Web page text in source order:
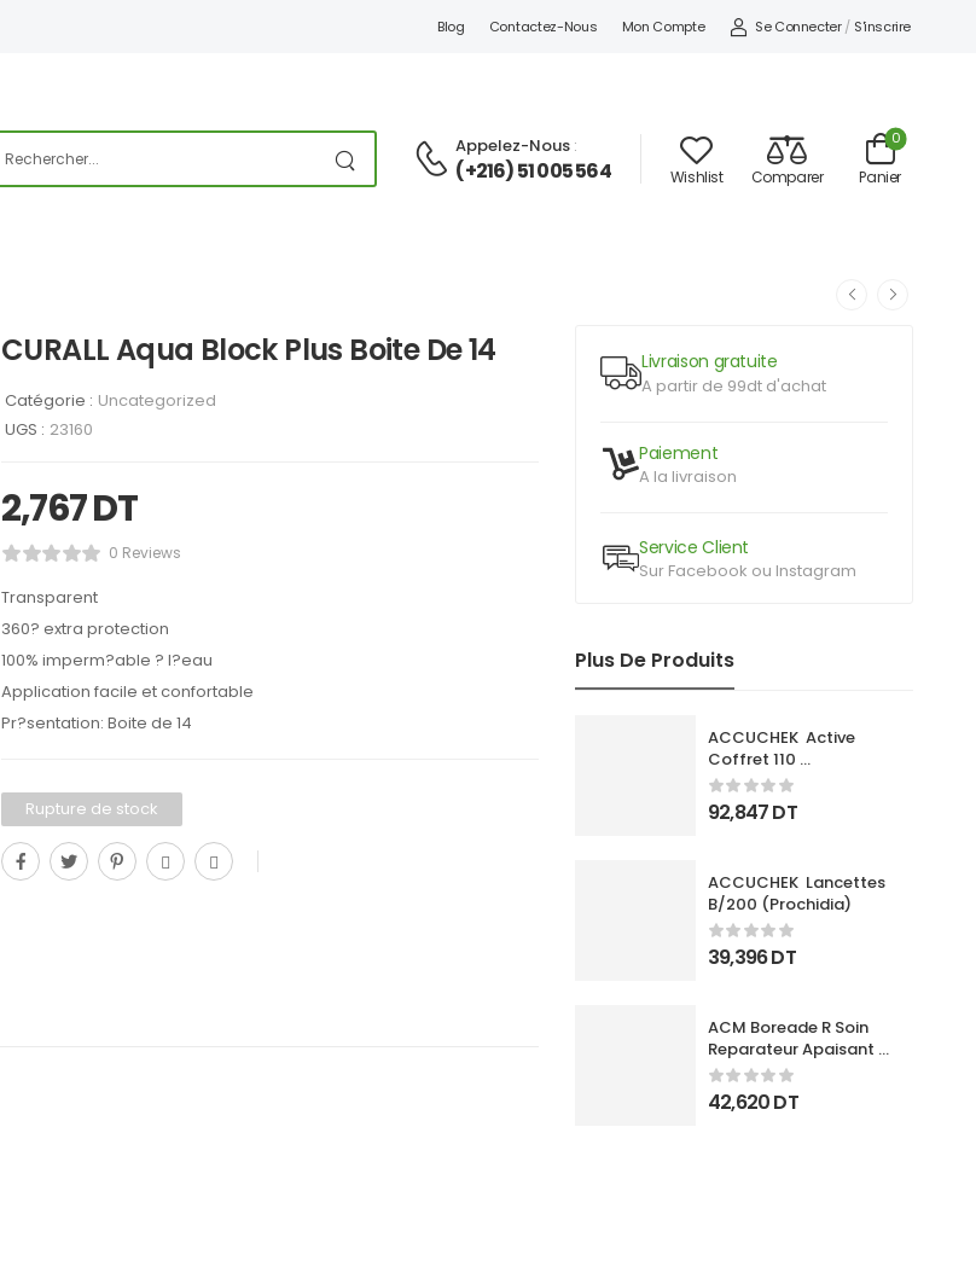
Blog Contactez-Nous Mon Compte Se Connecter / S'inscrire
Appelez-Nous :
(+216) 51 005 564 Wishlist Comparer Panier
0
Livraison gratuite
A partir de 99dt d'achat
Paiement
A la livraison
Service Client
Sur Facebook ou Instagram
Plus De Produits
ACCUCHEK  Active
Coffret 110
Bandlettes+Appareil
92,847DT
ACCUCHEK  Lancettes
B/200 (Prochidia)
39,396DT
ACM Boreade R Soin
Reparateur Apaisant
40Ml
42,620DT
CURALL Aqua Block Plus Boite De 14
Catégorie : Uncategorized
UGS : 23160
2,767DT
0 Reviews
Transparent
360? extra protection
100% imperm?able ? l?eau
Application facile et confortable
Pr?sentation: Boite de 14
Rupture de stock